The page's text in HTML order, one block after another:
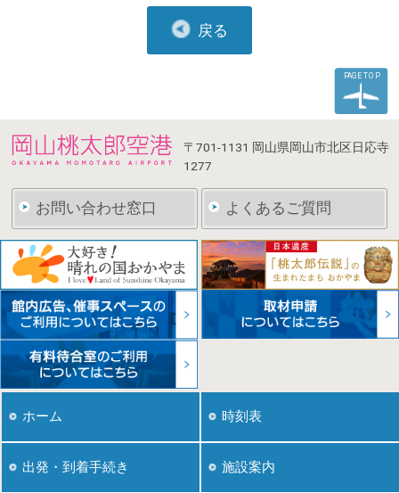
戻る
PAGE TOP
〒701-1131 岡山県岡山市北区日応寺
1277
お問い合わせ窓口 よくあるご質問
ホーム 時刻表
出発・到着手続き 施設案内